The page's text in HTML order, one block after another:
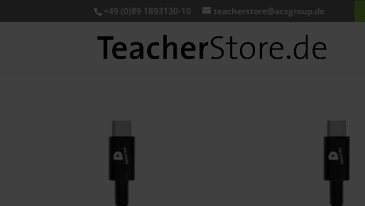
+49 (0)89 1893130-10 teacherstore@acsgroup.de